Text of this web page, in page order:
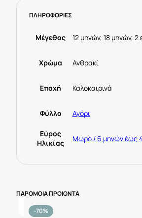
ποσότητα
ΠΛΗΡΟΦΟΡΙΕΣ
Μέγεθος 12 μηνών, 18 μηνών, 2
Χρώμα Ανθρακί
Εποχή Καλοκαιρινά
Φύλλο Αγόρι
Εύρος
Ηλικίας
Μωρό / 6 μηνών έως
ΠΑΡΟΜΟΙΑ ΠΡΟΙΟΝΤΑ
-70%